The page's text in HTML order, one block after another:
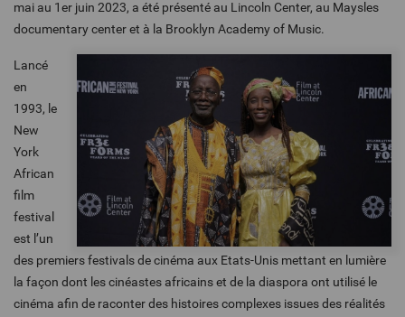
mai au 1er juin 2023, a été présenté au Lincoln Center, au Maysles
documentary center et à la Brooklyn Academy of Music.
Lancé
en
1993, le
New
York
African
film
festival
est l’un
des premiers festivals de cinéma aux Etats-Unis mettant en lumière
la façon dont les cinéastes africains et de la diaspora ont utilisé le
cinéma afin de raconter des histoires complexes issues des réalités